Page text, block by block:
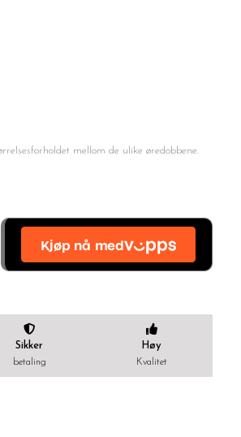
mellom de ulike øredobbene.
Sikker
betaling
Høy
Kvalitet